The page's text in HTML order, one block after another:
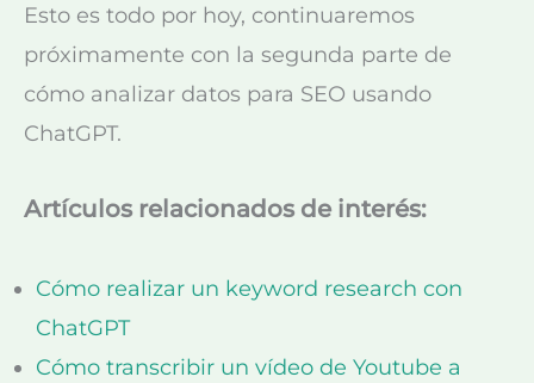
Esto es todo por hoy, continuaremos
próximamente con la segunda parte de
cómo analizar datos para SEO usando
ChatGPT.
Artículos relacionados de interés:
Cómo realizar un keyword research con
ChatGPT
Cómo transcribir un vídeo de Youtube a